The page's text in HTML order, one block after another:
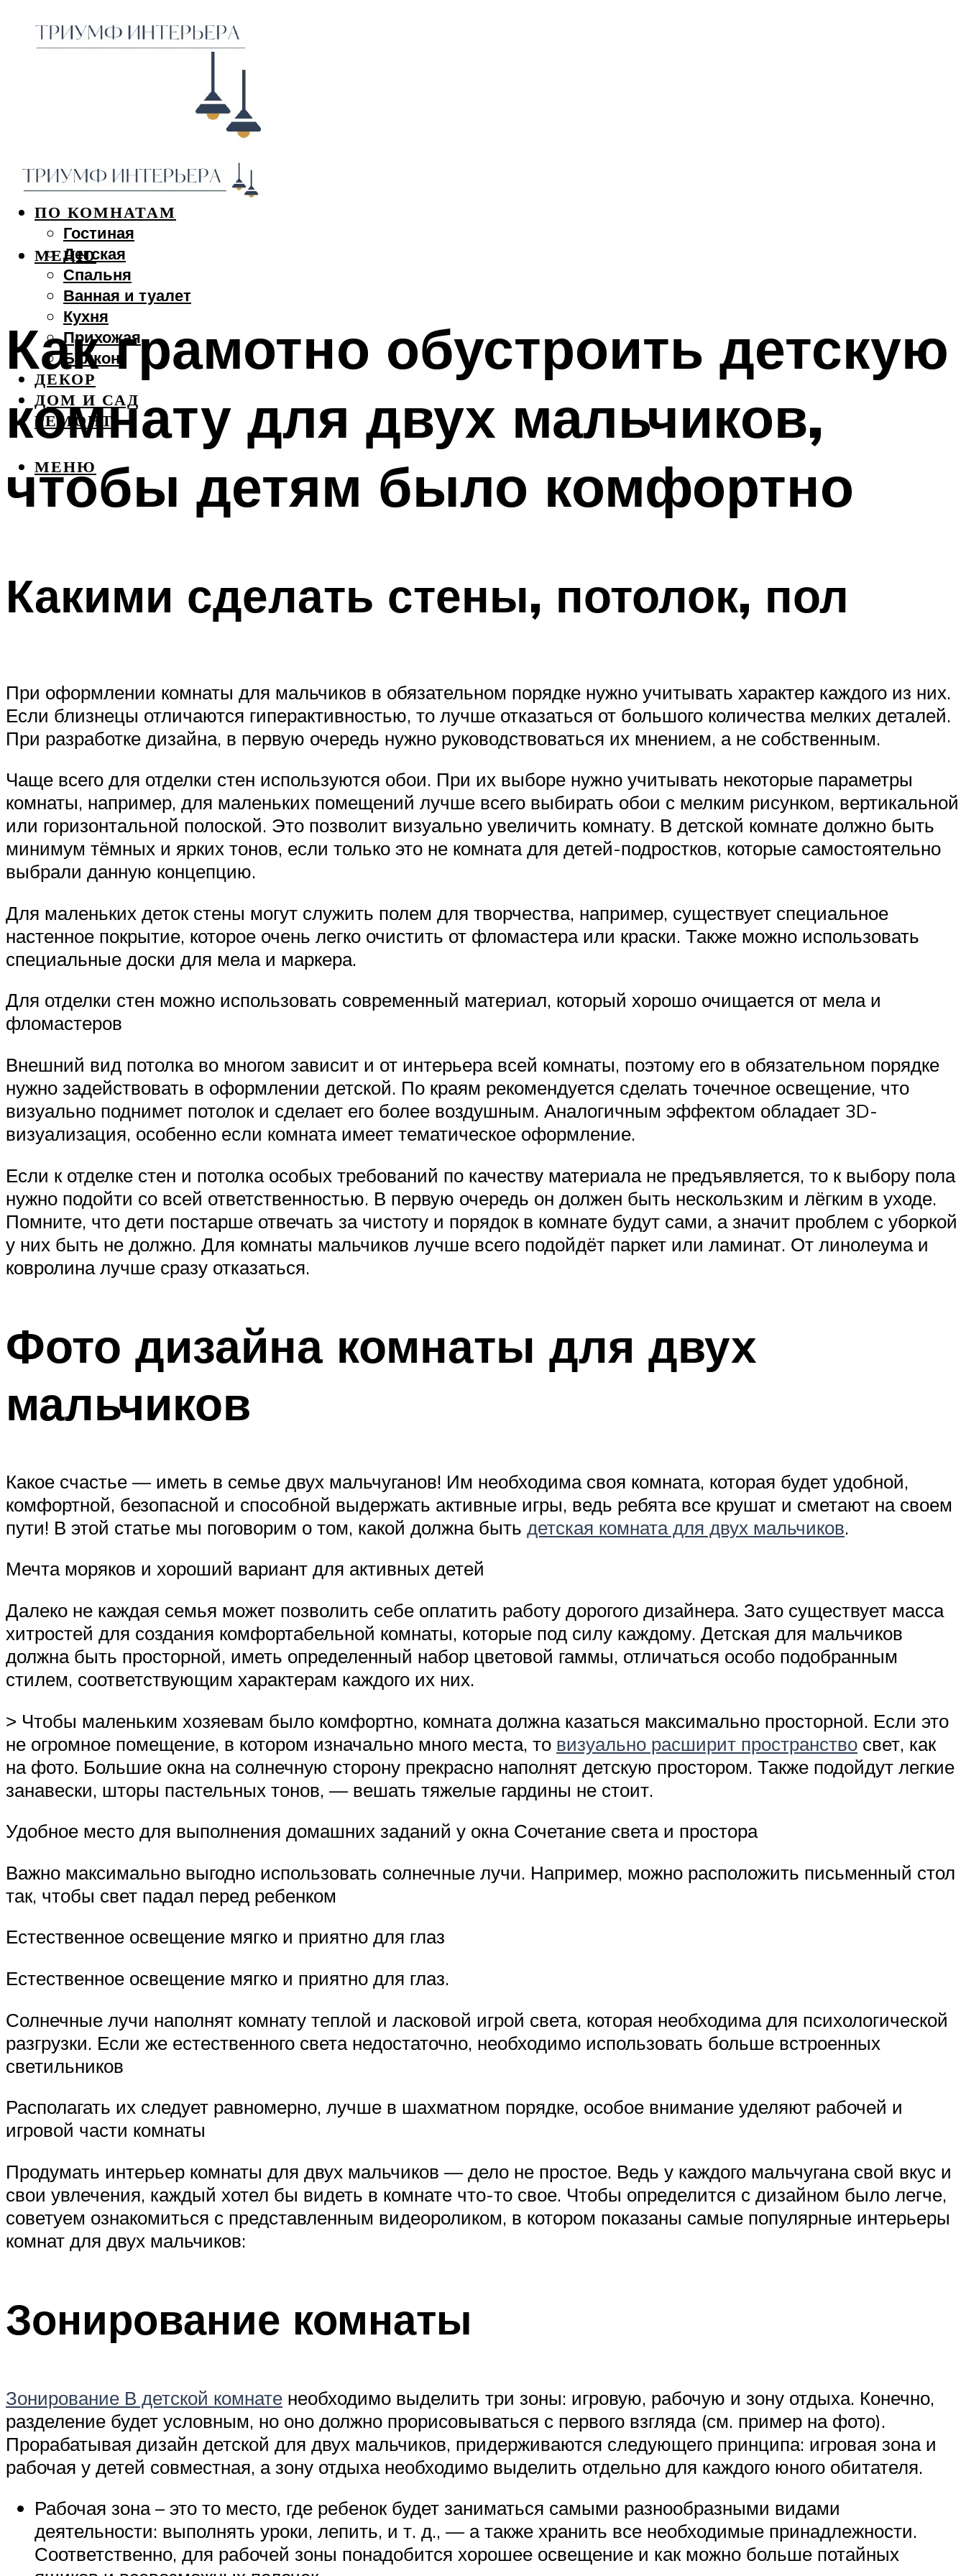
ДИЗАЙН ИНТЕРЬЕРА
ПО КОМНАТАМ
Гостиная
Детская
Спальня
Ванная и туалет
Кухня
Прихожая
Балкон
ДЕКОР
ДОМ И САД
РЕМОНТ
МЕНЮ
МЕНЮ
Как грамотно обустроить детскую
комнату для двух мальчиков,
чтобы детям было комфортно
Какими сделать стены, потолок, пол
При оформлении комнаты для мальчиков в обязательном порядке нужно учитывать характер каждого из них.
Если близнецы отличаются гиперактивностью, то лучше отказаться от большого количества мелких деталей.
При разработке дизайна, в первую очередь нужно руководствоваться их мнением, а не собственным.
Чаще всего для отделки стен используются обои. При их выборе нужно учитывать некоторые параметры
комнаты, например, для маленьких помещений лучше всего выбирать обои с мелким рисунком, вертикальной
или горизонтальной полоской. Это позволит визуально увеличить комнату. В детской комнате должно быть
минимум тёмных и ярких тонов, если только это не комната для детей-подростков, которые самостоятельно
выбрали данную концепцию.
Для маленьких деток стены могут служить полем для творчества, например, существует специальное
настенное покрытие, которое очень легко очистить от фломастера или краски. Также можно использовать
специальные доски для мела и маркера.
Для отделки стен можно использовать современный материал, который хорошо очищается от мела и
фломастеров
Внешний вид потолка во многом зависит и от интерьера всей комнаты, поэтому его в обязательном порядке
нужно задействовать в оформлении детской. По краям рекомендуется сделать точечное освещение, что
визуально поднимет потолок и сделает его более воздушным. Аналогичным эффектом обладает 3D-
визуализация, особенно если комната имеет тематическое оформление.
Если к отделке стен и потолка особых требований по качеству материала не предъявляется, то к выбору пола
нужно подойти со всей ответственностью. В первую очередь он должен быть нескользким и лёгким в уходе.
Помните, что дети постарше отвечать за чистоту и порядок в комнате будут сами, а значит проблем с уборкой
у них быть не должно. Для комнаты мальчиков лучше всего подойдёт паркет или ламинат. От линолеума и
ковролина лучше сразу отказаться.
Фото дизайна комнаты для двух
мальчиков
Какое счастье — иметь в семье двух мальчуганов! Им необходима своя комната, которая будет удобной,
комфортной, безопасной и способной выдержать активные игры, ведь ребята все крушат и сметают на своем
пути! В этой статье мы поговорим о том, какой должна быть детская комната для двух мальчиков.
Мечта моряков и хороший вариант для активных детей
Далеко не каждая семья может позволить себе оплатить работу дорогого дизайнера. Зато существует масса
хитростей для создания комфортабельной комнаты, которые под силу каждому. Детская для мальчиков
должна быть просторной, иметь определенный набор цветовой гаммы, отличаться особо подобранным
стилем, соответствующим характерам каждого их них.
˃ Чтобы маленьким хозяевам было комфортно, комната должна казаться максимально просторной. Если это
не огромное помещение, в котором изначально много места, то визуально расширит пространство свет, как
на фото. Большие окна на солнечную сторону прекрасно наполнят детскую простором. Также подойдут легкие
занавески, шторы пастельных тонов, — вешать тяжелые гардины не стоит.
Удобное место для выполнения домашних заданий у окна Сочетание света и простора
Важно максимально выгодно использовать солнечные лучи. Например, можно расположить письменный стол
так, чтобы свет падал перед ребенком
Естественное освещение мягко и приятно для глаз
Естественное освещение мягко и приятно для глаз.
Солнечные лучи наполнят комнату теплой и ласковой игрой света, которая необходима для психологической
разгрузки. Если же естественного света недостаточно, необходимо использовать больше встроенных
светильников
Располагать их следует равномерно, лучше в шахматном порядке, особое внимание уделяют рабочей и
игровой части комнаты
Продумать интерьер комнаты для двух мальчиков — дело не простое. Ведь у каждого мальчугана свой вкус и
свои увлечения, каждый хотел бы видеть в комнате что-то свое. Чтобы определится с дизайном было легче,
советуем ознакомиться с представленным видеороликом, в котором показаны самые популярные интерьеры
комнат для двух мальчиков:
Зонирование комнаты
Зонирование В детской комнате необходимо выделить три зоны: игровую, рабочую и зону отдыха. Конечно,
разделение будет условным, но оно должно прорисовываться с первого взгляда (см. пример на фото).
Прорабатывая дизайн детской для двух мальчиков, придерживаются следующего принципа: игровая зона и
рабочая у детей совместная, а зону отдыха необходимо выделить отдельно для каждого юного обитателя.
Рабочая зона – это то место, где ребенок будет заниматься самыми разнообразными видами
деятельности: выполнять уроки, лепить, и т. д., — а также хранить все необходимые принадлежности.
Соответственно, для рабочей зоны понадобится хорошее освещение и как можно больше потайных